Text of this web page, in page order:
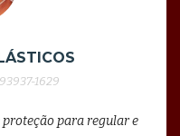
1629
para regular e